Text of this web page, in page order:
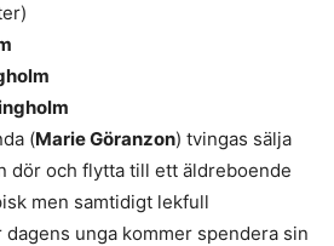
(Marie Göranzon) tvingas sälja
dör och flytta till ett äldreboende
men samtidigt lekfull
unga kommer spendera sin